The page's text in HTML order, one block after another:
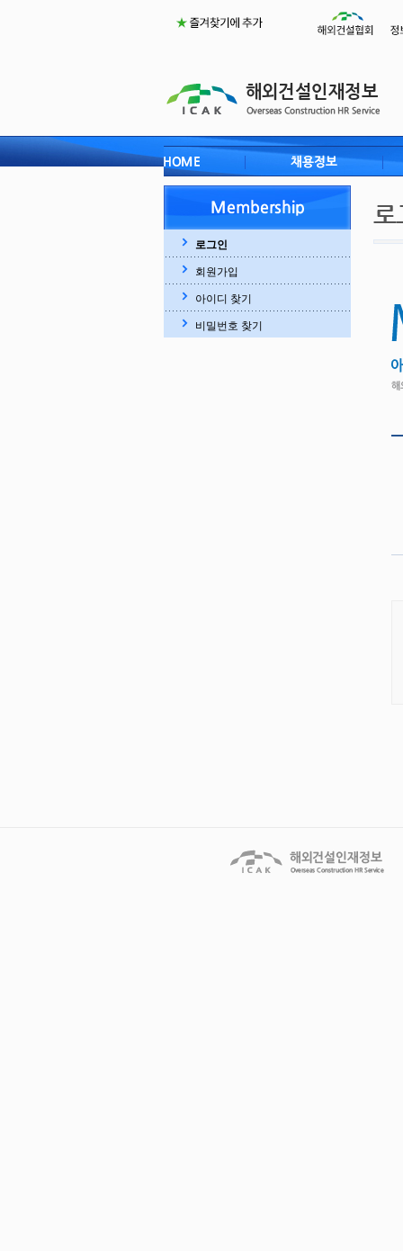
로그인
회원가입
아이디 찾기
비밀번호 찾기